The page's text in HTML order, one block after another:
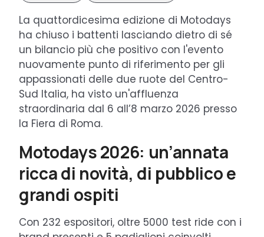
La quattordicesima edizione di Motodays
ha chiuso i battenti lasciando dietro di sé
un bilancio più che positivo con l'evento
nuovamente punto di riferimento per gli
appassionati delle due ruote del Centro-
Sud Italia, ha visto un'affluenza
straordinaria dal 6 all’8 marzo 2026 presso
la Fiera di Roma.
Motodays 2026: un’annata
ricca di novità, di pubblico e
grandi ospiti
Con 232 espositori, oltre 5000 test ride con i